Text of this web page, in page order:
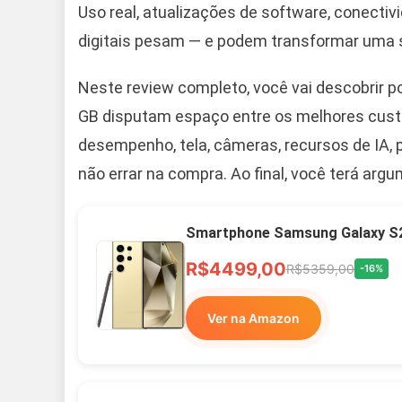
Uso real, atualizações de software,
digitais pesam — e podem transformar uma
Neste review completo, você vai descobrir
GB disputam espaço entre os melhores
desempenho, tela, câmeras, recursos de
não errar na compra. Ao final, você terá
Smartphone Samsung Galaxy
R$4499,00R$5359,00 -16%
Ver na Amazon